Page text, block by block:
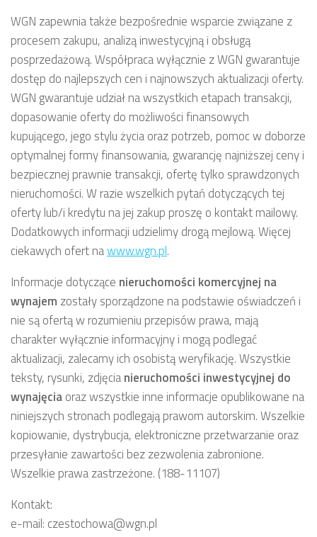
WGN zapewnia także bezpośrednie wsparcie związane z
procesem zakupu, analizą inwestycyjną i obsługą
posprzedażową. Współpraca wyłącznie z WGN gwarantuje
dostęp do najlepszych cen i najnowszych aktualizacji oferty.
WGN gwarantuje udział na wszystkich etapach transakcji,
dopasowanie oferty do możliwości finansowych
kupującego, jego stylu życia oraz potrzeb, pomoc w doborze
optymalnej formy finansowania, gwarancję najniższej ceny i
bezpiecznej prawnie transakcji, ofertę tylko sprawdzonych
nieruchomości. W razie wszelkich pytań dotyczących tej
oferty lub/i kredytu na jej zakup proszę o kontakt mailowy.
Dodatkowych informacji udzielimy drogą mejlową. Więcej
ciekawych ofert nawww.wgn.pl.
Informacje dotyczące nieruchomości komercyjnej na
wynajem zostały sporządzone na podstawie oświadczeń i
nie są ofertą w rozumieniu przepisów prawa, mają
charakter wyłącznie informacyjny i mogą podlegać
aktualizacji, zalecamy ich osobistą weryfikację. Wszystkie
teksty, rysunki, zdjęcianieruchomości inwestycyjnej do
wynajęciaoraz wszystkie inne informacje opublikowane na
niniejszych stronach podlegają prawom autorskim. Wszelkie
kopiowanie, dystrybucja, elektroniczne przetwarzanie oraz
przesyłanie zawartości bez zezwolenia zabronione.
Wszelkie prawa zastrzeżone. (188-11107)
Kontakt:
e-mail: czestochowa@wgn.pl